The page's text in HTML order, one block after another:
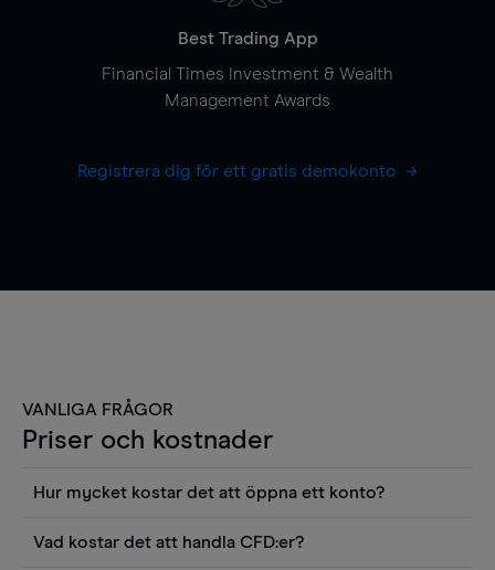
Best Trading App
Financial Times Investment & Wealth
Management Awards
Registrera dig för ett gratis demokonto
VANLIGA FRÅGOR
Priser och kostnader
Hur mycket kostar det att öppna ett konto?
Vad kostar det att handla CFD:er?